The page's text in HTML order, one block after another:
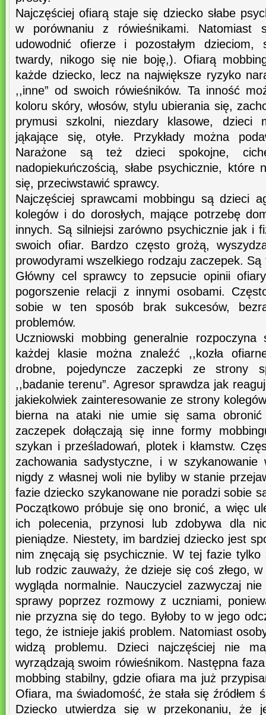
Najczęściej ofiarą staje się dziecko słabe
w porównaniu z rówieśnikami. Natomiast
udowodnić ofierze i pozostałym dzieciom,
twardy, nikogo się nie boję,). Ofiarą
każde dziecko, lecz na największe ryzyko
,,inne” od swoich rówieśników. Ta inność
koloru skóry, włosów, stylu ubierania się,
prymusi szkolni, niezdary klasowe, dzieci
jąkające się, otyłe. Przykłady można
Narażone są też dzieci spokojne,
nadopiekuńczością, słabe psychicznie, które
się, przeciwstawić sprawcy.
Najczęściej sprawcami mobbingu są dzieci
kolegów i do dorosłych, mające potrzebę
innych. Są silniejsi zarówno psychicznie jak i
swoich ofiar. Bardzo często grożą,
prowodyrami wszelkiego rodzaju zaczepek.
Główny cel sprawcy to zepsucie opinii
pogorszenie relacji z innymi osobami.
sobie w ten sposób brak sukcesów,
problemów.
Uczniowski mobbing generalnie
każdej klasie można znaleźć ,,kozła
drobne, pojedyncze zaczepki ze strony
,,badanie terenu”. Agresor sprawdza jak
jakiekolwiek zainteresowanie ze strony
bierna na ataki nie umie się sama
zaczepek dołączają się inne formy
szykan i prześladowań, plotek i kłamstw.
zachowania sadystyczne, i w szykanowanie
nigdy z własnej woli nie byliby w stanie
fazie dziecko szykanowane nie poradzi sobie
Początkowo próbuje się ono bronić, a więc
ich polecenia, przynosi lub zdobywa dla
pieniądze. Niestety, im bardziej dziecko jest
nim znęcają się psychicznie. W tej fazie tylko
lub rodzic zauważy, że dzieje się coś złego,
wygląda normalnie. Nauczyciel zazwyczaj
sprawy poprzez rozmowy z uczniami,
nie przyzna się do tego. Byłoby to w jego
tego, że istnieje jakiś problem. Natomiast
widzą problemu. Dzieci najczęściej nie
wyrządzają swoim rówieśnikom. Następna
mobbing stabilny, gdzie ofiara ma już
Ofiara, ma świadomość, że stała się źródłem
Dziecko utwierdza się w przekonaniu, że